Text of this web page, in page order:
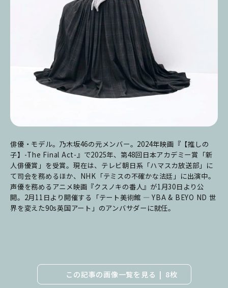
俳優・モデル。乃木坂46の元メンバー。2024年映画『【推しの
子】-The Final Act-』で2025年、第48回日本アカデミー賞「新
人俳優賞」を受賞。現在は、テレビ朝日系「ハマスカ放送部」に
て司会を務めるほか、NHK「テミスの不確かな法廷」に出演中。
声優を務めるアニメ映画『クスノキの番人』が1月30日より公
開。2月11日より開催する「テート美術館 ― YBA & BEYO ND 世
界を変えた90s英国アート」のアンバサダーに就任。
この記事の画像一覧を見る 8枚